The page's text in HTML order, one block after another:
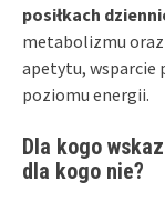
posiłkach
metabolizmu
apetytu, wsparcie
poziomu energii.
Dla kogo
dla kogo nie?